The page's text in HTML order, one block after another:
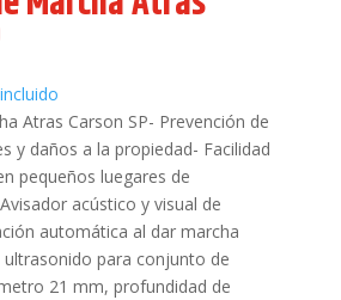
Atras Carson SP- Prevención de
y daños a la propiedad- Facilidad
pequeños luegares de
acústico y visual de
automática al dar marcha
para conjunto de
21 mm, profundidad de